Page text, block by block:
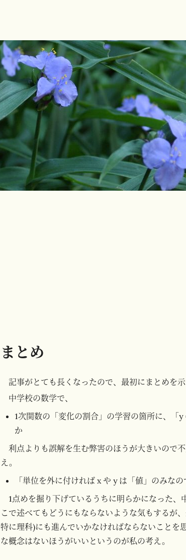
まとめ
記事がとても長くなったので、最初にまとめを示
中学校の数学で、
1次関数の「変化の割合」の学習の箇所に、「
か
利点よりも誤解を生む弊害のほうが大きいので
え。
「単位を外に付ければ x や y は「値」のみな
1点めを掘り下げているうちに明らかになった
こで述べてもどうにもならないような気もするが
特に理科)にも進んでいかなければならないことを
な概念はないほうがいいというのが私の考え。